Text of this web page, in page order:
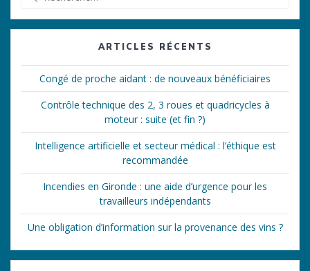
:
ARTICLES RÉCENTS
Congé de proche aidant : de nouveaux bénéficiaires
Contrôle technique des 2, 3 roues et quadricycles à
moteur : suite (et fin ?)
Intelligence artificielle et secteur médical : l’éthique est
recommandée
Incendies en Gironde : une aide d’urgence pour les
travailleurs indépendants
Une obligation d’information sur la provenance des vins ?